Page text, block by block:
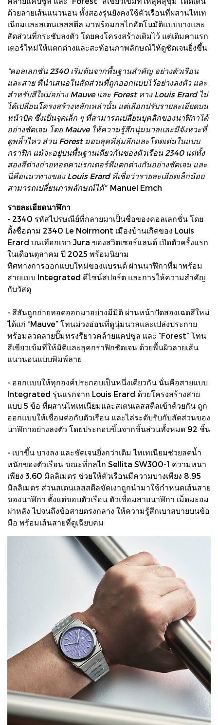
ด้วยลายเส้นแนวนอน ทั้งสองรุ่นยังคงใช้ตัวเรือนที่ผสานไทเท
เนียมและสเตนเลสสตีล มาพร้อมกลไกอัตโนมัติแบบบางและ
สัดส่วนที่กระชับลงตัว โดยคงโครงสร้างเดิมไว้ แต่เติมคาแรก
เตอร์ใหม่ให้แตกต่างและสะท้อนภาพลักษณ์ให้ดูชัดเจนยิ่งขึ้น
“คอลเลกชั่น 2340 เริ่มต้นจากพื้นฐานสำคัญ อย่างตัวเรือน
และสาย ที่นำเสนอในสัดส่วนที่ถูกออกแบบไว้อย่างลงตัว และ
สำหรับสีใหม่อย่าง Mauve และ Forest ทาง Louis Erard ไม่
ได้เปลี่ยนโครงสร้างหลักเหล่านั้น แต่เลือกปรับรายละเอียดบน
หน้าปัด ซึ่งเป็นจุดเล็ก ๆ ที่สามารถเปลี่ยนบุคลิกของนาฬิกาได้
อย่างชัดเจน โดย Mauve ให้ความรู้สึกนุ่มนวลและมีจังหวะที่
ดูพลิ้วไหว ส่วน Forest มอบลุคที่ลุ่มลึกและโดดเด่นในแบบ
กราฟิก แม้จะอยู่บนพื้นฐานเดียวกันของตัวเรือน 2340 แต่ทั้ง
สองสีต่างถ่ายทอดคาแรกเตอร์ที่แตกต่างกันอย่างชัดเจน และ
นี่คือแนวทางของ Louis Erard ที่เชื่อว่ารายละเอียดเล็กน้อย
สามารถเปลี่ยนภาพลักษณ์ได้” Manuel Emch
รายละเอียดนาฬิกา
- 2340 รหัสไปรษณีย์ที่กลายมาเป็นชื่อของคอลเลกชั่น โดย
ตั้งชื่อตาม 2340 Le Noirmont เมืองบ้านเกิดของ Louis
Erard บนเทือกเขา Jura ของสวิตเซอร์แลนด์ เปิดตัวครั้งแรก
ในเดือนตุลาคม ปี 2025 พร้อมนิยาม
ทิศทางการออกแบบใหม่ของแบรนด์ ผ่านนาฬิกาที่มาพร้อม
สายแบบ Integrated ดีไซน์สปอร์ต และการให้ความสำคัญ
กับวัสดุ
- สีสันถูกถ่ายทอดออกมาอย่างมีมิติ ผ่านหน้าปัดสองเฉดสีใหม่
ได้แก่ “Mauve” โทนม่วงอ่อนที่ดูนุ่มนวลและเปล่งประกาย
พร้อมลวดลายปั๊มทรงรียาวคล้ายแคปซูล และ “Forest” โทน
สีเขียวเข้มที่ให้มิติและลุคกราฟิกชัดเจน ด้วยพื้นผิวลายเส้น
แนวนอนแบบพิมพ์ลาย
- ออกแบบให้ทุกองค์ประกอบเป็นหนึ่งเดียวกัน นั่นคือสายแบบ
Integrated รุ่นแรกจาก Louis Erard ด้วยโครงสร้างสาย
แบบ 5 ข้อ ที่ผสานไทเทเนียมและสเตนเลสสตีลเข้าด้วยกัน ถูก
ออกแบบให้เชื่อมต่อกับตัวเรือน และไล่ระดับรับกับสัดส่วนของ
นาฬิกาอย่างลงตัว โดยประกอบขึ้นจากชิ้นส่วนทั้งหมด 92 ชิ้น
- เบาขึ้น บางลง และชัดเจนยิ่งกว่าเดิม ไทเทเนียมช่วยลดน้ำ
หนักของตัวเรือน ขณะที่กลไก Sellita SW300-1 ความหนา
เพียง 3.60 มิลลิเมตร ช่วยให้ตัวเรือนมีความบางเพียง 8.95
มิลลิเมตร ส่วนสเตนเลสสตีลขัดเงาถูกนำมาใช้กำหนดเส้นสาย
ของนาฬิกา ตั้งแต่ขอบตัวเรือน ตัวเชื่อมสายนาฬิกา เม็ดมะยม
ฝาหลัง ไปจนถึงข้อสายตรงกลาง ให้ความรู้สึกเบาสบายบนข้อ
มือ พร้อมเส้นสายที่ดูเฉียบคม